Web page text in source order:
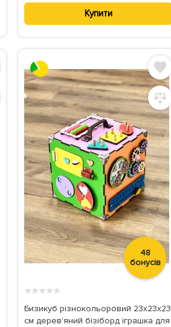
Купити
48
бонусів
★★★★★
Бизикуб різнокольоровий 23х23х23
см дерев'яний бізіборд іграшка для